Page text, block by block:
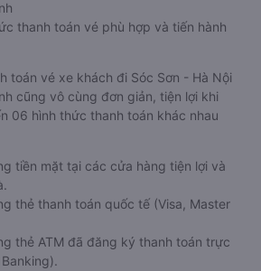
thanh toán vé phù hợp và tiến hành
toán vé xe khách đi Sóc Sơn - Hà Nội
cũng vô cùng đơn giản, tiện lợi khi
06 hình thức thanh toán khác nhau
tiền mặt tại các cửa hàng tiện lợi và
thẻ thanh toán quốc tế (Visa, Master
thẻ ATM đã đăng ký thanh toán trực